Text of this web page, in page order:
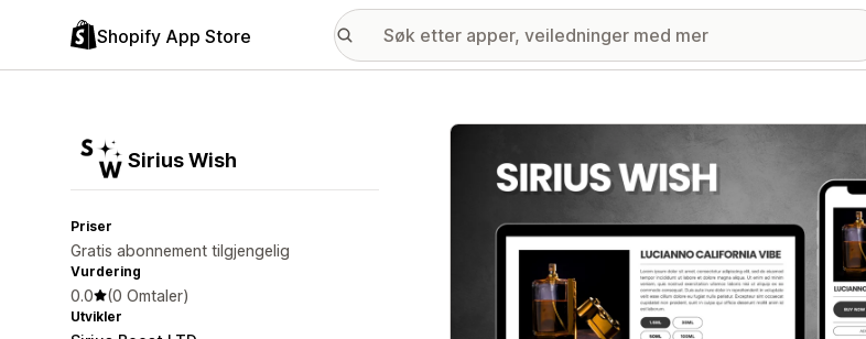
Shopify App Store
Sirius Wish
Priser
Gratis abonnement tilgjengelig
Vurdering
0.0 (0 Omtaler)
Utvikler
Galleri med fremhevede bilder